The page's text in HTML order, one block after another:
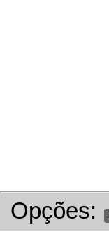
Opções: